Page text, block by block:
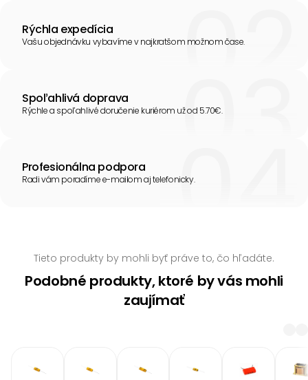
Rýchla expedícia
Vašu objednávku vybavíme v najkratšom možnom čase.
Spoľahlivá doprava
Rýchle a spoľahlivé doručenie kuriérom už od 5.70€.
Profesionálna podpora
Radi vám poradíme e-mailom aj telefonicky.
Tieto produkty by mohli byť práve to, čo hľadáte.
Podobné produkty, ktoré by vás mohli
zaujímať